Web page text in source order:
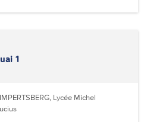
1
Lycée Michel